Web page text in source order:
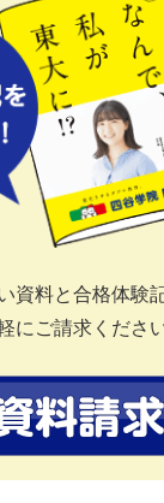
資料と合格体験
にご請求ください